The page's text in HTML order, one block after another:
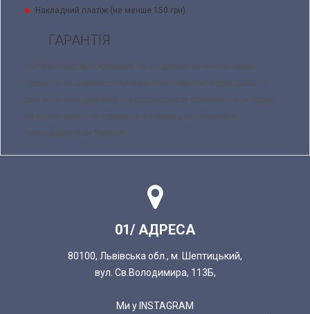
Накладний платіж (не менше 150 грн)
ГАРАНТІЯ
Ми прагнемо бути кращими, та слідкуємо за якістю нашої
продукції та цінуємо репутацію нашої торгової марки Ladan. У
разі виявленя дефектів, невідповідності замовлення чи браку,
ви маєте право на поверененя товару у встановленні
законодавством терміни.
01/ АДРЕСА
80100, Львівська обл., м. Шептицький,
вул. Св.Володимира, 113Б,
Ми у INSTAGRAM